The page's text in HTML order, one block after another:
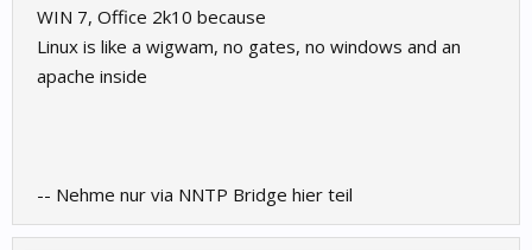
WIN 7, Office 2k10 because
Linux is like a wigwam, no gates, no windows and an
apache inside
-- Nehme nur via NNTP Bridge hier teil